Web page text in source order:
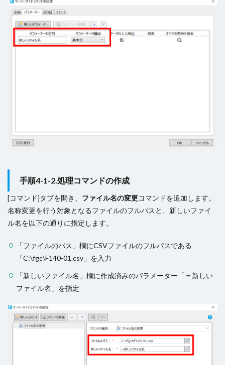
手順4-1-2.処理コマンドの作成
[コマンド]タブを開き、 ファイル名の変更コマンドを追加します。
名称変更を行う対象となるファイルのフルパスと、新しいファイ
ル名を以下の通りに指定します。
「ファイルのパス」欄にCSVファイルのフルパスである
「C:\fgc\F140-01.csv」を入力
「新しいファイル名」欄に作成済みのパラメーター「＝新しい
ファイル名」を指定